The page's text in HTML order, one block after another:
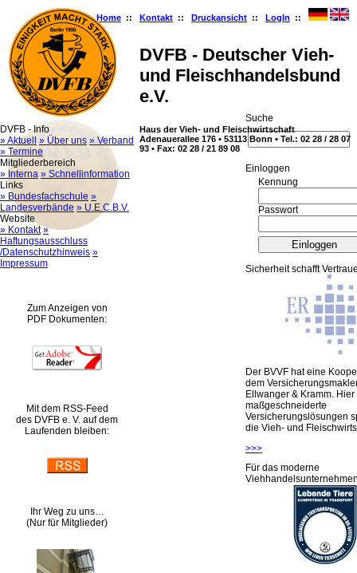
Home :: Kontakt :: Druckansicht :: LogIn ::
DVFB - Deutscher Vieh-
und Fleischhandelsbund
e.V.
Haus der Vieh- und Fleischwirtschaft
Adenauerallee 176 • 53113 Bonn • Tel.: 02 28 / 28 07
93 • Fax: 02 28 / 21 89 08
DVFB - Info
» Aktuell
» Über uns » Verband
» Termine
Mitgliederbereich
» Interna » Schnellinformation
Links
» Bundesfachschule »
Landesverbände » U.E.C.B.V.
Website
» Kontakt »
Haftungsausschluss
/Datenschutzhinweis »
Impressum
Zum Anzeigen von
PDF Dokumenten:
Mit dem RSS-Feed
des DVFB e. V. auf dem
Laufenden bleiben:
Ihr Weg zu uns…
(Nur für Mitglieder)
Suche
Ein­log­gen
Kennung
Passwort
Sicherheit schafft
Der BVVF hat eine
dem
Ellwanger & Kramm.
maßgeschneiderte
Versicherungslösungen
die Vieh- und
>>>
Für das moderne